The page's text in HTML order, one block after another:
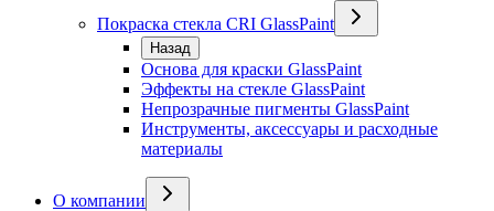
Покраска стекла CRI GlassPaint
Назад
Основа для краски GlassPaint
Эффекты на стекле GlassPaint
Непрозрачные пигменты GlassPaint
Инструменты, аксессуары и расходные
материалы
О компании